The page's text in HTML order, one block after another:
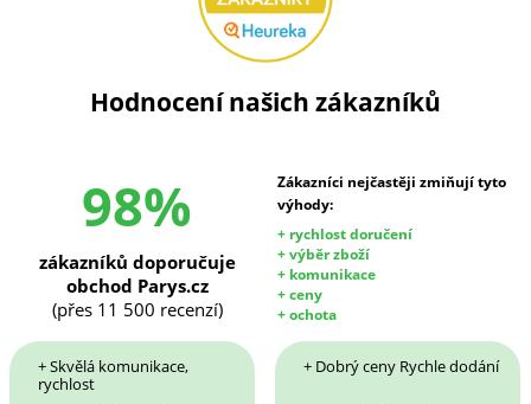
Hodnocení našich zákazníků
98%
Zákazníci nejčastěji zmiňují tyto
výhody:
+ rychlost doručení
+ výběr zboží
+ komunikace
+ ceny
+ ochota
zákazníků doporučuje
obchod Parys.cz
(přes 11 500 recenzí)
+ Skvělá komunikace,
rychlost
+ Dobrý ceny Rychle dodání